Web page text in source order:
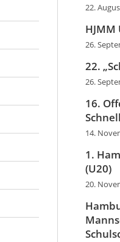
22.
HJMM
26.
22.
26.
16.
14.
1.
(U20)
20.